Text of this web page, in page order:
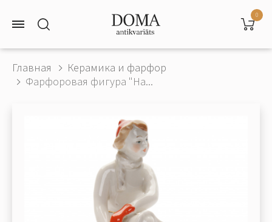
0
Главная
Керамика и фарфор
Фарфоровая фигура "На...